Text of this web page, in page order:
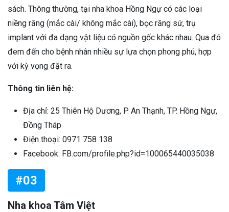
sách. Thông thường, tại nha khoa Hồng Ngự có các loại
niềng răng (mắc cài/ không mắc cài), bọc răng sứ, trụ
implant với đa dạng vật liệu có nguồn gốc khác nhau. Qua đó
đem đến cho bệnh nhân nhiều sự lựa chọn phong phú, hợp
với kỳ vọng đặt ra.
Thông tin liên hệ:
Địa chỉ: 25 Thiên Hộ Dương, P. An Thạnh, TP. Hồng Ngự,
Đồng Tháp
Điện thoại: 0971 758 138
Facebook: FB.com/profile.php?id=100065440035038
#03
Nha khoa Tâm Việt